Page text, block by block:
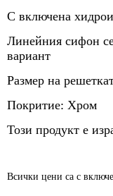
С включена
Линейния сифон
вариант
Размер на
Покритие: Хром
Този продукт е
Всички цени са с